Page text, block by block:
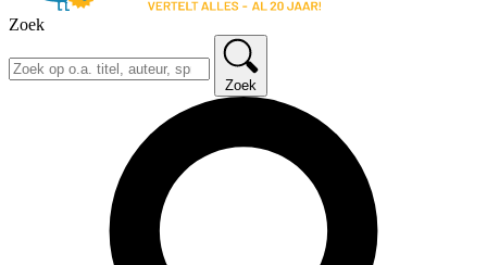
Zoek
Zoek